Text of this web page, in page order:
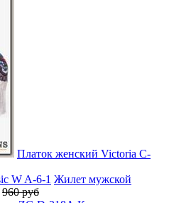
Платок женский Victoria C-
Жилет мужской
960 руб